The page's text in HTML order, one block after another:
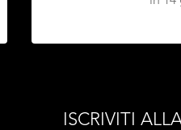
ISCRIVITI